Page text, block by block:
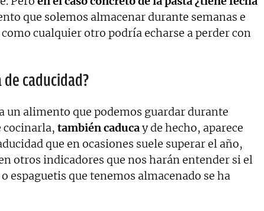
que solemos almacenar durante semanas e
cualquier otro podría echarse a perder con
de caducidad?
un alimento que podemos guardar durante
cocinarla, también caducay de hecho, aparece
que en ocasiones suele superar el año,
otros indicadores que nos harán entender si el
espaguetis que tenemos almacenado se ha